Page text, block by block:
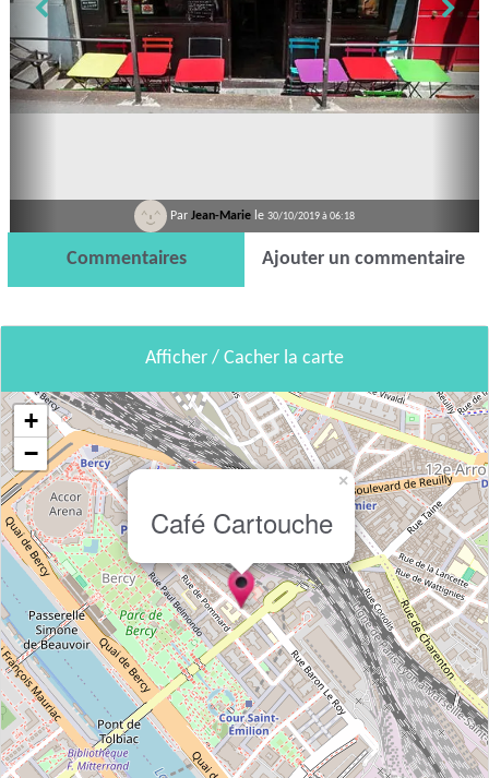
Par Jean-Marie le 30/10/2019 à 06:18
Commentaires Ajouter un commentaire
Afficher / Cacher la carte
Café Cartouche
×
+
−